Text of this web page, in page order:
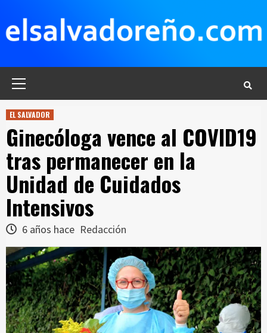
contenido
EL SALVADOR
Ginecóloga vence al COVID19
tras permanecer en la
Unidad de Cuidados
Intensivos
6 años hace Redacción